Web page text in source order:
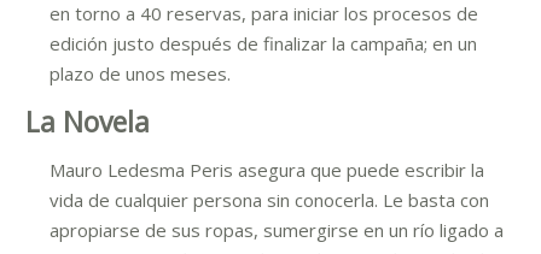
en torno a 40 reservas, para iniciar los procesos de
edición justo después de finalizar la campaña; en un
plazo de unos meses.
La Novela
Mauro Ledesma Peris asegura que puede escribir la
vida de cualquier persona sin conocerla. Le basta con
apropiarse de sus ropas, sumergirse en un río ligado a